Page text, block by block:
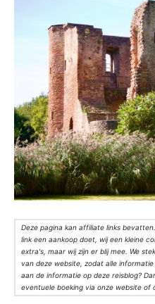
Deze pagina kan affiliate links
link een aankoop doet, wij een kleine
extra's, maar wij zijn er blij mee. We
van deze website, zodat alle
aan de informatie op deze reisblog?
eventuele boeking via onze website of